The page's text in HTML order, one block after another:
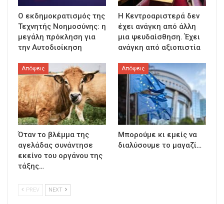
Ο εκδημοκρατισμός της
Τεχνητής Νοημοσύνης: η
μεγάλη πρόκληση για
την Αυτοδιοίκηση
Η Κεντροαριστερά δεν
έχει ανάγκη από άλλη
μια ψευδαίσθηση. Έχει
ανάγκη από αξιοπιστία
Απόψεις
Όταν το βλέμμα της
αγελάδας συνάντησε
εκείνο του οργάνου της
τάξης…
Απόψεις
Μπορούμε κι εμείς να
διαλύσουμε το μαγαζί…
PREV NEXT